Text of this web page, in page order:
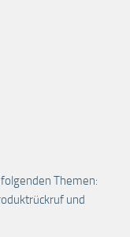
Themen:
und